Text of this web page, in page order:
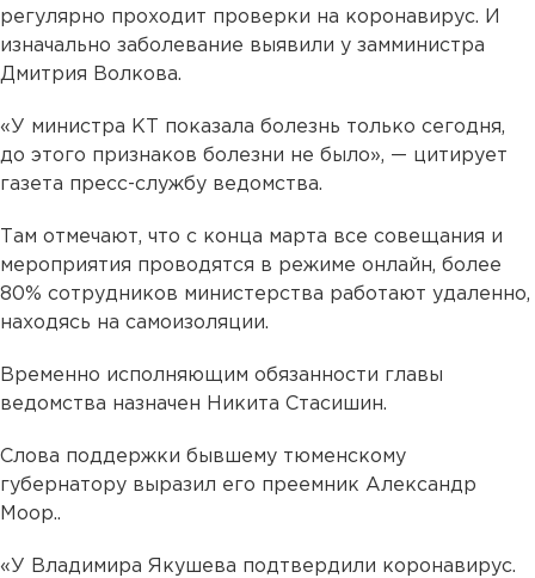
регулярно проходит проверки на коронавирус. И
изначально заболевание выявили у замминистра
Дмитрия Волкова.
«У министра КТ показала болезнь только сегодня,
до этого признаков болезни не было», — цитирует
газета пресс-службу ведомства.
Там отмечают, что с конца марта все совещания и
мероприятия проводятся в режиме онлайн, более
80% сотрудников министерства работают удаленно,
находясь на самоизоляции.
Временно исполняющим обязанности главы
ведомства назначен Никита Стасишин.
Слова поддержки бывшему тюменскому
губернатору выразил его преемник Александр
Моор..
«У Владимира Якушева подтвердили коронавирус.